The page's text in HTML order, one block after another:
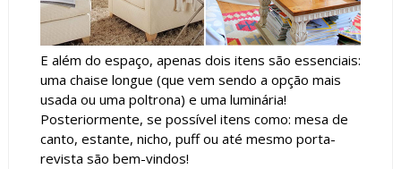
E além do espaço, apenas dois itens são essenciais:
uma chaise longue (que vem sendo a opção mais
usada ou uma poltrona) e uma luminária!
Posteriormente, se possível itens como: mesa de
canto, estante, nicho, puff ou até mesmo porta-
revista são bem-vindos!